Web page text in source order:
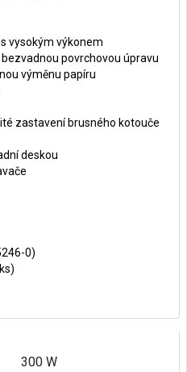
vysokým výkonem
povrchovou úpravu
výměnu papíru
zastavení brusného kotouče
deskou
0)
300 W